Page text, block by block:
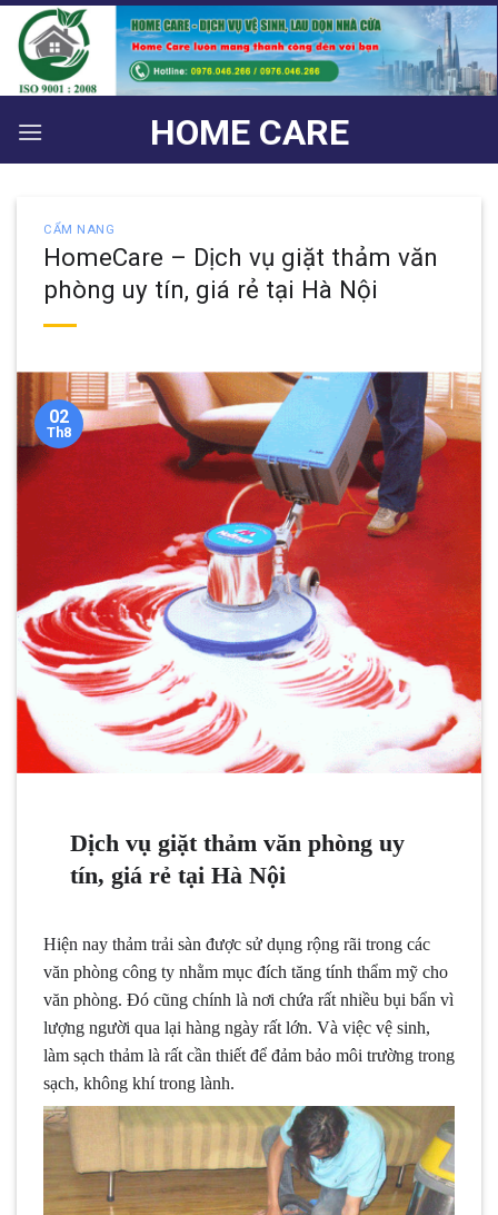
Bỏ
qua
nội
dung
HOME CARE
CẨM NANG
HomeCare – Dịch vụ giặt thảm văn
phòng uy tín, giá rẻ tại Hà Nội
02
Th8
Dịch vụ giặt thảm văn phòng uy
tín, giá rẻ tại Hà Nội
Hiện nay thảm trải sàn được sử dụng rộng rãi trong các
văn phòng công ty nhằm mục đích tăng tính thẩm mỹ cho
văn phòng. Đó cũng chính là nơi chứa rất nhiều bụi bẩn vì
lượng người qua lại hàng ngày rất lớn. Và việc vệ sinh,
làm sạch thảm là rất cần thiết để đảm bảo môi trường trong
sạch, không khí trong lành.